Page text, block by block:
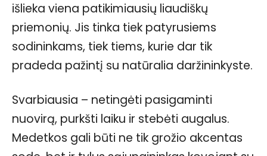
išlieka viena patikimiausių liaudiškų
priemonių. Jis tinka tiek patyrusiems
sodininkams, tiek tiems, kurie dar tik
pradeda pažintį su natūralia daržininkyste.
Svarbiausia – netingėti pasigaminti
nuovirą, purkšti laiku ir stebėti augalus.
Medetkos gali būti ne tik grožio akcentas